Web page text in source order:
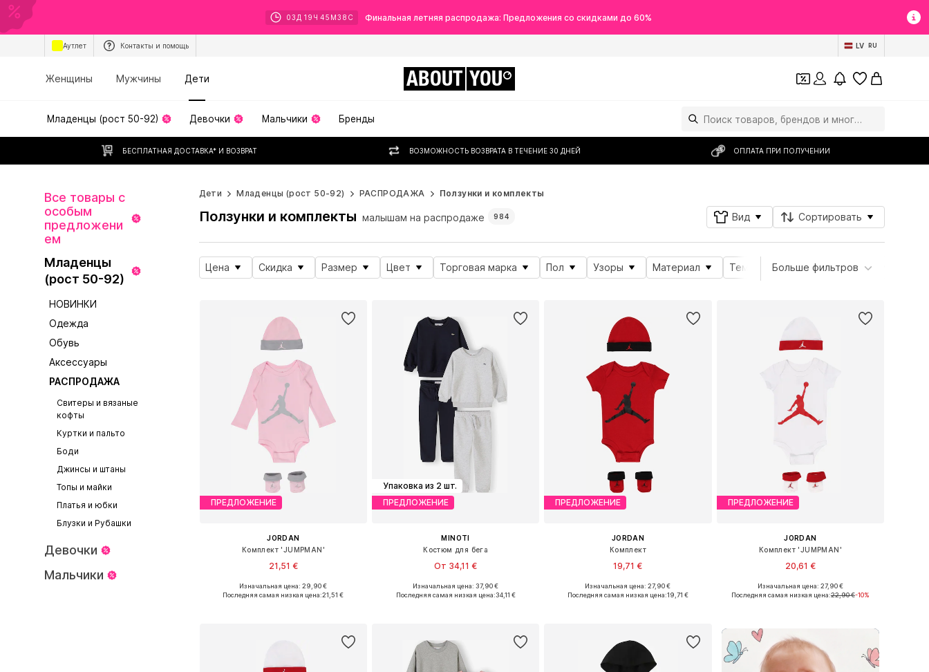
03 Д 19 Ч 45 М36 С Финальная летняя распродажа: Предложения со скидками до 60%
Аутлет Контакты и помощь LV RU
Женщины Мужчины Дети ABOUT YOU
Младенцы (рост 50-92) Девочки Мальчики Бренды
БЕСПЛАТНАЯ ДОСТАВКА* И ВОЗВРАТ ВОЗМОЖНОСТЬ ВОЗВРАТА В ТЕЧЕНИЕ 30 ДНЕЙ ОПЛАТА ПРИ ПОЛУЧЕНИИ
Все товары с
особым
предложени
ем
Младенцы
(рост 50-92)
НОВИНКИ
Одежда
Обувь
Аксессуары
РАСПРОДАЖА
Свитеры и вязаные
кофты
Куртки и пальто
Боди
Джинсы и штаны
Топы и майки
Платья и юбки
Блузки и Рубашки
Девочки
Мальчики
Дети Младенцы (рост 50-92) РАСПРОДАЖА Ползунки и комплекты
Ползунки и комплекты малышам на распродаже 984 Вид Сортировать
Цена Скидка Размер Цвет Торговая марка Пол Узоры Материал Тема Свойства продукта
Больше фильтров
ПРЕДЛОЖЕНИЕ
JORDAN
Комплект 'JUMPMAN'
21,51 €
Доступные размеры: 44-68, 68-80
Изначальная цена: 29,90 €
Последняя самая низкая цена:21,51 €
Упаковка из 2 шт.
ПРЕДЛОЖЕНИЕ
MINOTI
Костюм для бега
От 34,11 €
Доступно множество размеров
Изначальная цена: 37,90 €
Последняя самая низкая цена:34,11 €
ПРЕДЛОЖЕНИЕ
JORDAN
Комплект
19,71 €
Доступные размеры: 44-68, 68-80
Изначальная цена: 27,90 €
Последняя самая низкая цена:19,71 €
ПРЕДЛОЖЕНИЕ
JORDAN
Комплект 'JUMPMAN'
20,61 €
Доступные размеры: 44-68, 68-80
Изначальная цена: 27,90 €
Последняя самая низкая цена:22,90 €-10%